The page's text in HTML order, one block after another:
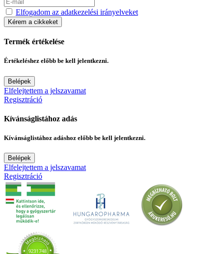
Elfogadom az adatkezelési irányelveket
Kérem a cikkeket
Termék értékelése
Értékeléshez előbb be kell jelentkezni.
Belépek
Elfelejtettem a jelszavamat
Regisztráció
Kívánságlistához adás
Kívánságlistához adáshoz előbb be kell jelentkezni.
Belépek
Elfelejtettem a jelszavamat
Regisztráció